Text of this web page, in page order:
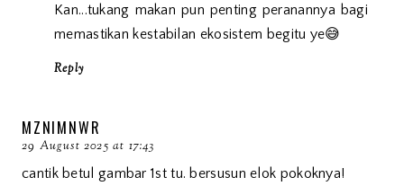
Kan...tukang makan pun penting peranannya bagi
memastikan kestabilan ekosistem begitu ye😅
Reply
MZNIMNWR
29 August 2025 at 17:43
cantik betul gambar 1st tu. bersusun elok pokoknya!